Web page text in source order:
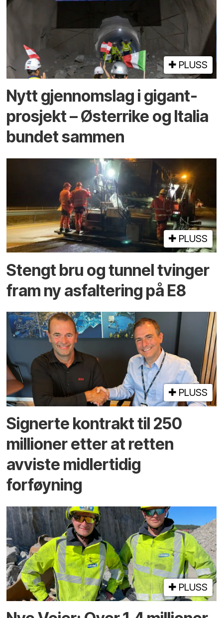
PLUSS
Nytt gjennomslag i gigant­
prosjekt – Østerrike og Italia
bundet sammen
PLUSS
Stengt bru og tunnel tvinger
fram ny asfaltering på E8
PLUSS
Signerte kontrakt til 250
millioner etter at retten
avviste midlertidig
forføyning
PLUSS